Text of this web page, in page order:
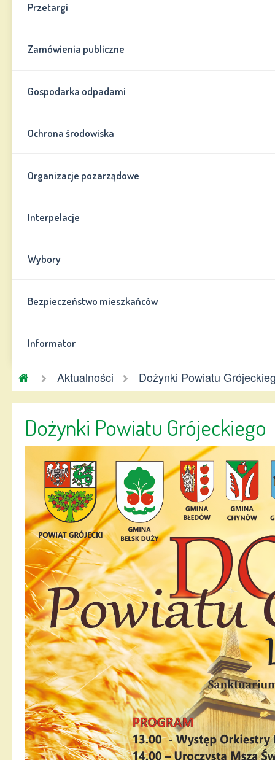
Przetargi
Zamówienia publiczne
Gospodarka odpadami
Ochrona środowiska
Organizacje pozarządowe
Interpelacje
Wybory
Bezpieczeństwo mieszkańców
Informator
Gmina
Chynów
Aktualności Dożynki Powiatu
Dożynki Powiatu Grójeckiego